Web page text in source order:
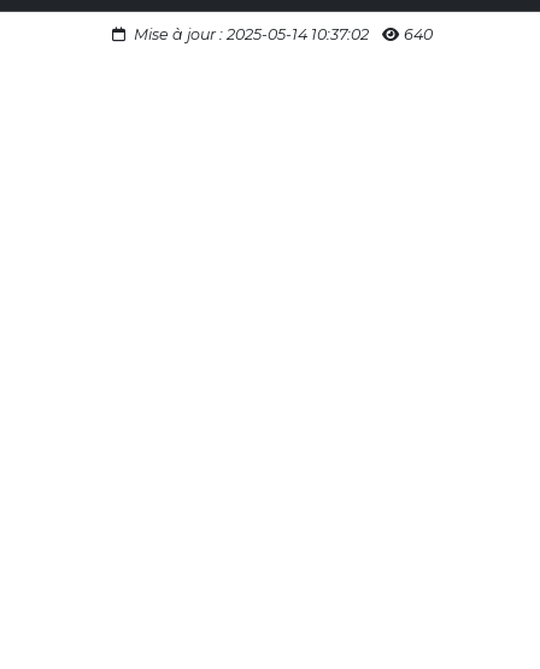
Mise à jour : 2025-05-14 10:37:02 640